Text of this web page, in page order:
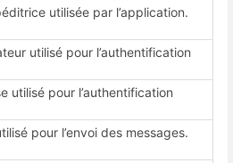
utilisée par l’application.
utilisé pour l’authentification
utilisé pour l’authentification
pour l’envoi des messages.